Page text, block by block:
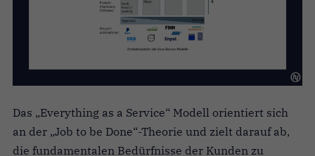
Das „Everything as a Service“ Modell orientiert sich
an der „Job to be Done“-Theorie und zielt darauf ab,
die fundamentalen Bedürfnisse der Kunden zu